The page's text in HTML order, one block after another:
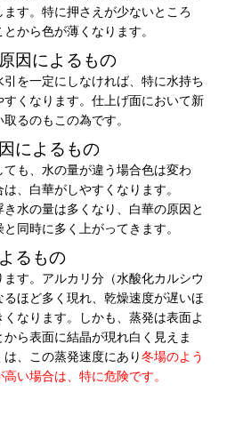
す。特に押さえが少ないところ
から色が薄くなります。
因によるもの
を一定にしなければ、特に水持ち
くなります。仕上げ面において新
るのもこの為です。
によるもの
も、水の量が違う場合色は変わ
、白華がしやすくなります。
水の量は多くなり、白華の原因と
同時に多く上がってきます。
るもの
す。アルカリ分（水酸化カルシウ
ほど多く現れ、乾燥速度が遅いほ
なります。しかも、蒸発は表面よ
ら表面に結晶が現れ白く見えま
、この蒸発速度にあり冬場のよう
い場合は、特に危険です。